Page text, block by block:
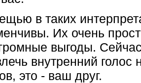
в таких
Их очень
выгоды.
внутренний голос
это - ваш друг.